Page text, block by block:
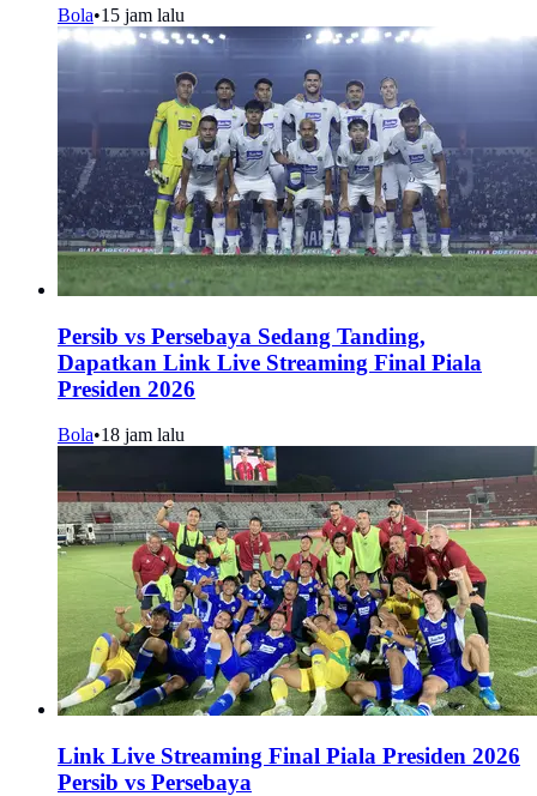
Bola•15 jam lalu
Persib vs Persebaya Sedang Tanding,
Dapatkan Link Live Streaming Final Piala
Presiden 2026
Bola•18 jam lalu
Link Live Streaming Final Piala Presiden 2026
Persib vs Persebaya